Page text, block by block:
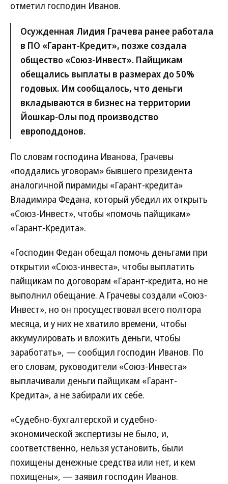
отметил господин Иванов.
Осужденная Лидия Грачева ранее работала
в ПО «Гарант-Кредит», позже создала
общество «Союз-Инвест». Пайщикам
обещались выплаты в размерах до 50%
годовых. Им сообщалось, что деньги
вкладываются в бизнес на территории
Йошкар-Олы под производство
европоддонов.
По словам господина Иванова, Грачевы
«поддались уговорам» бывшего президента
аналогичной пирамиды «Гарант-кредита»
Владимира Федана, который убедил их открыть
«Союз-Инвест», чтобы «помочь пайщикам»
«Гарант-Кредита».
«Господин Федан обещал помочь деньгами при
открытии «Союз-инвеста», чтобы выплатить
пайщикам по договорам «Гарант-кредита, но не
выполнил обещание. А Грачевы создали «Союз-
Инвест», но он просуществовал всего полтора
месяца, и у них не хватило времени, чтобы
аккумулировать и вложить деньги, чтобы
заработать», — сообщил господин Иванов. По
его словам, руководители «Союз-Инвеста»
выплачивали деньги пайщикам «Гарант-
Кредита», а не забирали их себе.
«Судебно-бухгалтерской и судебно-
экономической экспертизы не было, и,
соответственно, нельзя установить, были
похищены денежные средства или нет, и кем
похищены», — заявил господин Иванов.